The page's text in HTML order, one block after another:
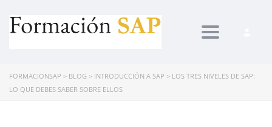
Toggle
FORMACIONSAP > BLOG > INTRODUCCIÓN A SAP > LOS TRES NIVELES DE SAP:
LO QUE DEBES SABER SOBRE ELLOS